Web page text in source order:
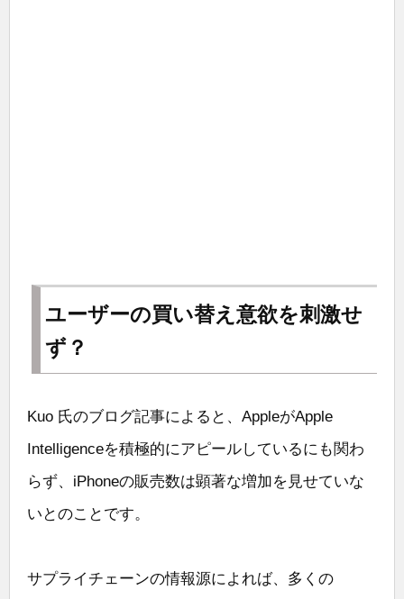
ユーザーの買い替え意欲を刺激せ
ず？
Kuo 氏のブログ記事によると、AppleがApple
Intelligenceを積極的にアピールしているにも関わ
らず、iPhoneの販売数は顕著な増加を見せていな
いとのことです。
サプライチェーンの情報源によれば、多くの